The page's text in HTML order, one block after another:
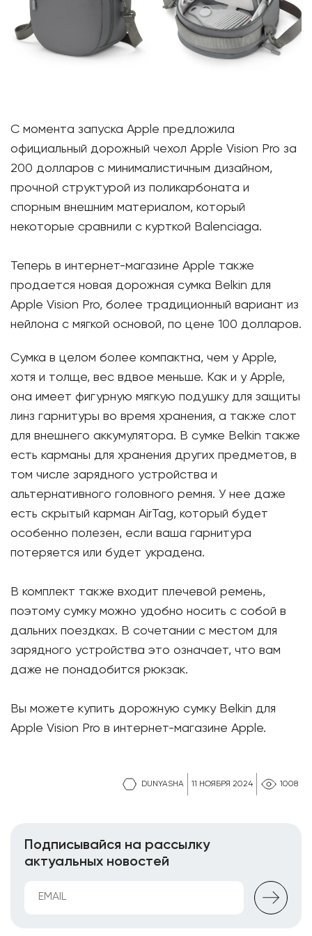
DUNYASHA 11 НОЯБРЯ 2024 1008
С момента запуска Apple предложила
официальный дорожный чехол Apple Vision Pro за
200 долларов с минималистичным дизайном,
прочной структурой из поликарбоната и
спорным внешним материалом, который
некоторые сравнили с курткой Balenciaga.
Теперь в интернет-магазине Apple также
продается новая дорожная сумка Belkin для
Apple Vision Pro, более традиционный вариант из
нейлона с мягкой основой, по цене 100 долларов.
Сумка в целом более компактна, чем у Apple,
хотя и толще, вес вдвое меньше. Как и у Apple,
она имеет фигурную мягкую подушку для защиты
линз гарнитуры во время хранения, а также слот
для внешнего аккумулятора. В сумке Belkin также
есть карманы для хранения других предметов, в
том числе зарядного устройства и
альтернативного головного ремня. У нее даже
есть скрытый карман AirTag, который будет
особенно полезен, если ваша гарнитура
потеряется или будет украдена.
В комплект также входит плечевой ремень,
поэтому сумку можно удобно носить с собой в
дальних поездках. В сочетании с местом для
зарядного устройства это означает, что вам
даже не понадобится рюкзак.
Вы можете купить дорожную сумку Belkin для
Apple Vision Pro в интернет-магазине Apple.
Подписывайся на рассылку
актуальных новостей